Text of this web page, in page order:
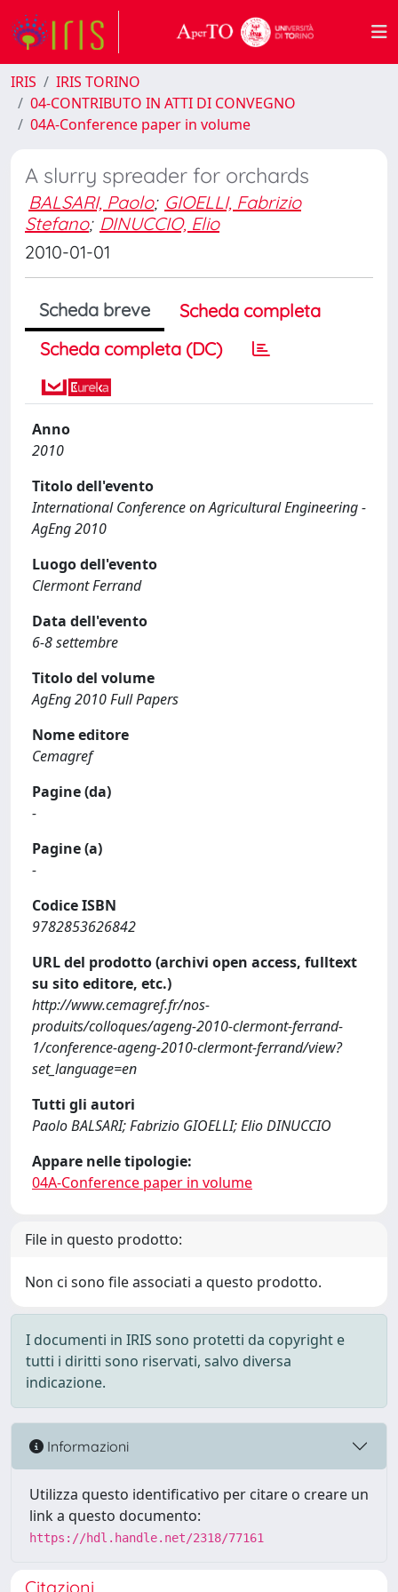
IRIS
IRIS TORINO
04-CONTRIBUTO IN ATTI DI CONVEGNO
04A-Conference paper in volume
A slurry spreader for orchards
BALSARI, Paolo; GIOELLI, Fabrizio
Stefano; DINUCCIO, Elio
2010-01-01
Scheda breve
Scheda completa
Scheda completa (DC)
Anno
2010
Titolo dell'evento
International Conference on Agricultural Engineering -
AgEng 2010
Luogo dell'evento
Clermont Ferrand
Data dell'evento
6-8 settembre
Titolo del volume
AgEng 2010 Full Papers
Nome editore
Cemagref
Pagine (da)
-
Pagine (a)
-
Codice ISBN
9782853626842
URL del prodotto (archivi open access, fulltext
su sito editore, etc.)
http://www.cemagref.fr/nos-
produits/colloques/ageng-2010-clermont-ferrand-
1/conference-ageng-2010-clermont-ferrand/view?
set_language=en
Tutti gli autori
Paolo BALSARI; Fabrizio GIOELLI; Elio DINUCCIO
Appare nelle tipologie:
04A-Conference paper in volume
File in questo prodotto:
Non ci sono file associati a questo prodotto.
I documenti in IRIS sono protetti da copyright e
tutti i diritti sono riservati, salvo diversa
indicazione.
Informazioni
Utilizza questo identificativo per citare o creare un
link a questo documento:
https://hdl.handle.net/2318/77161
Citazioni